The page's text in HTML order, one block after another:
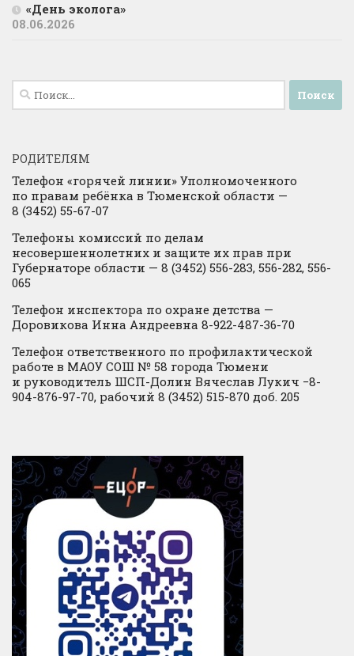
«День эколога»
08.06.2026
Найти:
РОДИТЕЛЯМ
Телефон «горячей линии» Уполномоченного
по правам ребёнка в Тюменской области —
8 (3452) 55-67-07
Телефоны комиссий по делам
несовершеннолетних и защите их прав при
Губернаторе области — 8 (3452) 556-283, 556-282, 556-
065
Телефон инспектора по охране детства —
Доровикова Инна Андреевна 8-922-487-36-70
Телефон ответственного по профилактической
работе в МАОУ СОШ № 58 города Тюмени
и руководитель ШСП-Долин Вячеслав Лукич −8-
904-876-97-70, рабочий 8 (3452) 515-870 доб. 205